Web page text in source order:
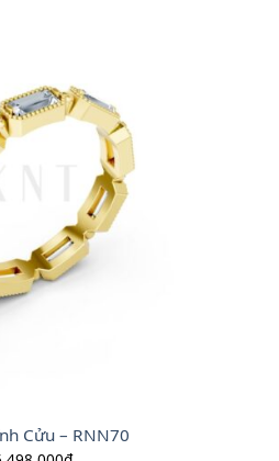
Cửu – RNN70